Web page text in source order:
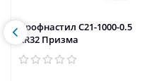
Профнастил C21-1000-0.5
RR32 Призма